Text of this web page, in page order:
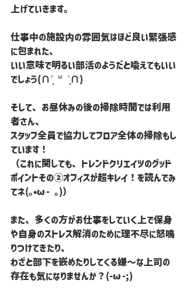
上げていきます。
仕事中の施設内の雰囲気はほど良い緊張感
に包まれた、
いい意味で明るい部活のようだと喩えてもいい
でしょう(∩´͈ ᐜ `͈∩)
そして、お昼休みの後の掃除時間では利用
者さん、
スタッフ全員で協力してフロア全体の掃除もし
ています！
（これに関しても、トレンドクリエイツのグッド
ポイントその②オフィスが超キレイ！を読んでみ
てネ(｡•ω- ｡)）
また、多くの方がお仕事をしていく上で保身
や自身のストレス解消のために理不尽に怒鳴
りつけてきたり、
わざと部下を嵌めたりしてくる嫌〜な上司の
存在も気になりませんか？(-ω-;)